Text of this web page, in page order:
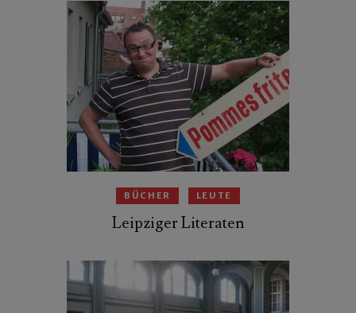
BÜCHER LEUTE
Leipziger Literaten